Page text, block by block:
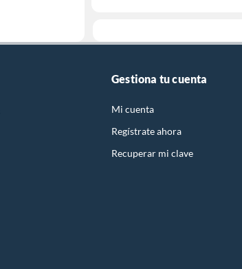
Gestiona tu cuenta
Mi cuenta
Regístrate ahora
Recuperar mi clave